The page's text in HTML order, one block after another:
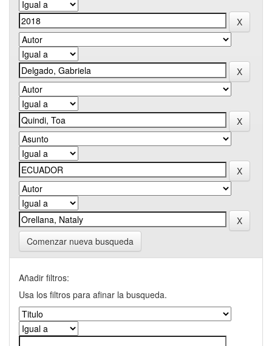
Comenzar nueva busqueda
Añadir filtros:
Usa los filtros para afinar la busqueda.